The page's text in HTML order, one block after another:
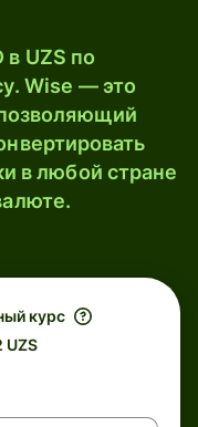
в UZS по
Wise — это
в любой стране
курс
UZS